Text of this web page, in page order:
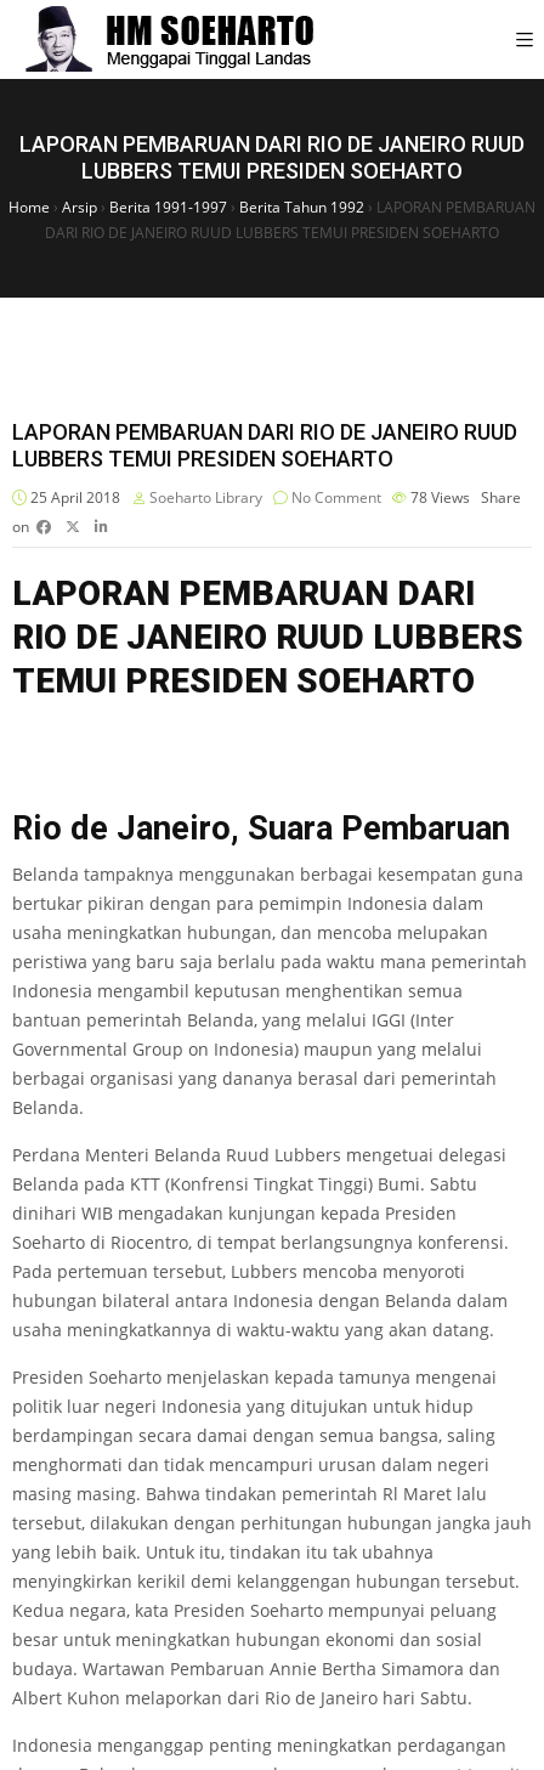
LAPORAN PEMBARUAN DARI RIO DE JANEIRO RUUD
LUBBERS TEMUI PRESIDEN SOEHARTO
Home › Arsip › Berita 1991-1997 › Berita Tahun 1992 › LAPORAN PEMBARUAN
DARI RIO DE JANEIRO RUUD LUBBERS TEMUI PRESIDEN SOEHARTO
LAPORAN PEMBARUAN DARI RIO DE JANEIRO RUUD
LUBBERS TEMUI PRESIDEN SOEHARTO
25 April 2018 Soeharto Library No Comment 78Views Share
on
LAPORAN PEMBARUAN DARI
RIO DE JANEIRO RUUD LUBBERS
TEMUI PRESIDEN SOEHARTO
Rio de Janeiro, Suara Pembaruan
Belanda tampaknya menggunakan berbagai kesempatan guna
bertukar pikiran dengan para pemimpin Indonesia dalam
usaha meningkatkan hubungan, dan mencoba melupakan
peristiwa yang baru saja berlalu pada waktu mana pemerintah
Indonesia mengambil keputusan menghentikan semua
bantuan pemerintah Belanda, yang melalui IGGI (Inter
Governmental Group on Indonesia) maupun yang melalui
berbagai organisasi yang dananya berasal dari pemerintah
Belanda.
Perdana Menteri Belanda Ruud Lubbers mengetuai delegasi
Belanda pada KTT (Konfrensi Tingkat Tinggi) Bumi. Sabtu
dinihari WIB mengadakan kunjungan kepada Presiden
Soeharto di Riocentro, di tempat berlangsungnya konferensi.
Pada pertemuan tersebut, Lubbers mencoba menyoroti
hubungan bilateral antara Indonesia dengan Belanda dalam
usaha meningkatkannya di waktu-waktu yang akan datang.
Presiden Soeharto menjelaskan kepada tamunya mengenai
politik luar negeri Indonesia yang ditujukan untuk hidup
berdampingan secara damai dengan semua bangsa, saling
menghormati dan tidak mencampuri urusan dalam negeri
masing­ masing. Bahwa tindakan pemerintah Rl Maret lalu
tersebut, dilakukan dengan perhitungan hubungan jangka jauh
yang lebih baik. Untuk itu, tindakan itu tak ubahnya
menyingkirkan kerikil demi kelanggengan hubungan tersebut.
Kedua negara, kata Presiden Soeharto mempunyai peluang
besar untuk meningkatkan hubungan ekonomi dan sosial
budaya. Wartawan Pembaruan Annie Bertha Simamora dan
Albert Kuhon melaporkan dari Rio de Janeiro hari Sabtu.
Indonesia menganggap penting meningkatkan perdagangan